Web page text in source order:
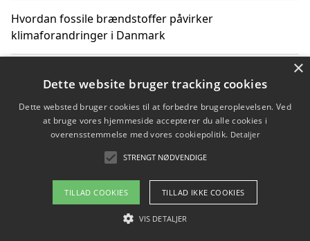
Hvordan fossile brændstoffer påvirker
klimaforandringer i Danmark
klimaændringer
Hvordan citater om fossile brændstoffer kan ændre
Copyright 2026 - Pilanto Aps
Om / kontakt
×
Dette website bruger tracking cookies
Dette websted bruger cookies til at forbedre brugeroplevelsen. Ved
at bruge vores hjemmeside accepterer du alle cookies i
overensstemmelse med vores cookiepolitik. Detaljer
STRENGT NØDVENDIGE
TILLAD COOKIES TILLAD IKKE COOKIES
VIS DETALJER